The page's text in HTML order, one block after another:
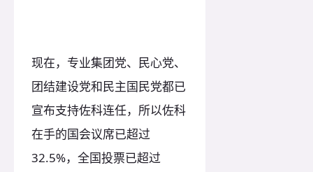
现在，专业集团党、民心党、
团结建设党和民主国民党都已
宣布支持佐科连任，所以佐科
在手的国会议席已超过
32.5%，全国投票已超过